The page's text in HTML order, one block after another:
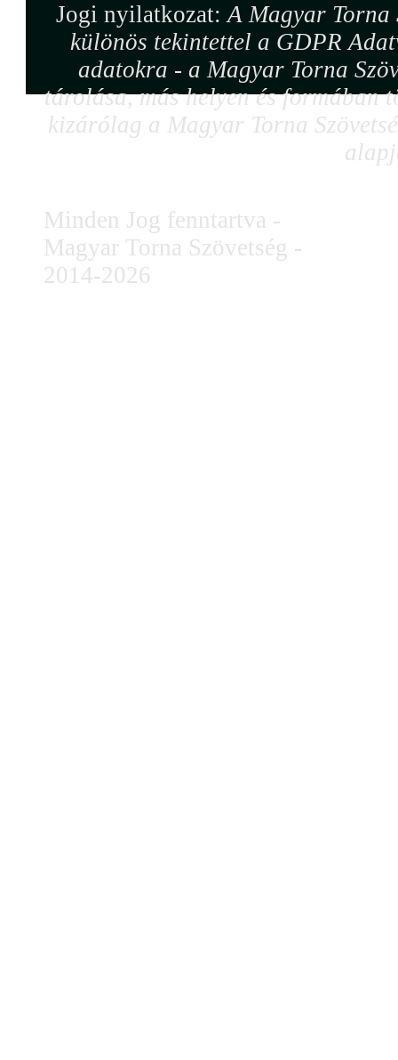
Jogi nyilatkozat:A Magyar Torna
különös tekintettel a GDPR
adatokra - a Magyar Torna
tárolása, más helyen és formában
kizárólag a Magyar Torna
Minden Jog fenntartva -
Magyar Torna Szövetség -
2014-2026